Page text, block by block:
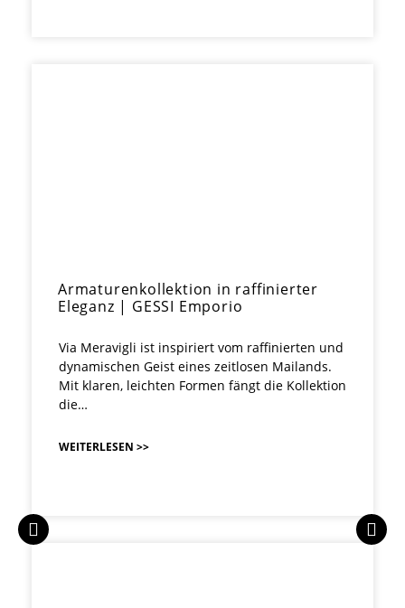
Armaturenkollektion in raffinierter
Eleganz | GESSI Emporio
Via Meravigli ist inspiriert vom raffinierten und
dynamischen Geist eines zeitlosen Mailands.
Mit klaren, leichten Formen fängt die Kollektion
die…
WEITERLESEN >>